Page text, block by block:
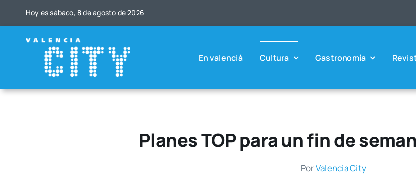
Hoy es sába­do, 8 de agos­to de 2026
En valen­cià Cul­tu­ra Gas­tro­no­mía
Planes TOP para un fin de
PorValen­cia City